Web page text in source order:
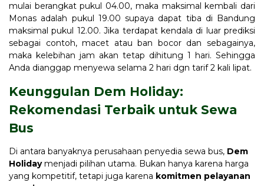
mulai berangkat pukul 04.00, maka maksimal kembali dari
Monas adalah pukul 19.00 supaya dapat tiba di Bandung
maksimal pukul 12.00. Jika terdapat kendala di luar prediksi
sebagai contoh, macet atau ban bocor dan sebagainya,
maka kelebihan jam akan tetap dihitung 1 hari. Sehingga
Anda dianggap menyewa selama 2 hari dgn tarif 2 kali lipat.
Keunggulan Dem Holiday:
Rekomendasi Terbaik untuk Sewa
Bus
Di antara banyaknya perusahaan penyedia sewa bus, Dem
Holidaymenjadi pilihan utama. Bukan hanya karena harga
yang kompetitif, tetapi juga karena komitmen pelayanan